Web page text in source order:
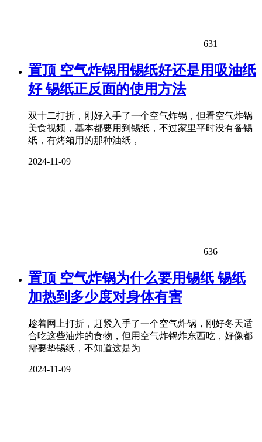
631
置顶 空气炸锅用锡纸好还是用吸油纸
好 锡纸正反面的使用方法
双十二打折，刚好入手了一个空气炸锅，但看空气炸锅
美食视频，基本都要用到锡纸，不过家里平时没有备锡
纸，有烤箱用的那种油纸，
2024-11-09
636
置顶 空气炸锅为什么要用锡纸 锡纸
加热到多少度对身体有害
趁着网上打折，赶紧入手了一个空气炸锅，刚好冬天适
合吃这些油炸的食物，但用空气炸锅炸东西吃，好像都
需要垫锡纸，不知道这是为
2024-11-09